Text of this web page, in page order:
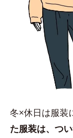
冬×休日は服装
た服装は、つ